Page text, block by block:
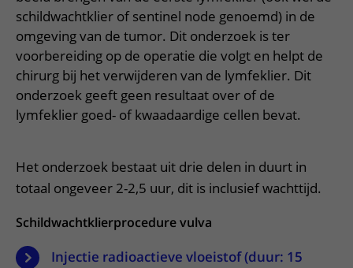
Onderzoeken en diagnostiek
Het Wilhelmina Kinderziekenhuis
Bloedprikken
Wachttijden
Bezoektijden
Wijzigen patiëntgegevens
Mijn UMC Utrecht patiëntportaal
Faciliteiten en voorzieningen
Bezoekregels
Kwaliteit en veiligheid
Route naar het ziekenhuis
Parkeren
Wegwijs in het ziekenhuis
Contact met polikliniek
Het Wilhelmina Kinderziekenhuis
Teleconsult aanvragen
Diagnostiek aanvragen
Zorgverlenersportaal
Over UMC Utrecht
Research
Onderwijs
Werken bij het UMC Utrecht
schildwachtklier of sentinel node genoemd) in de
omgeving van de tumor. Dit onderzoek is ter
voorbereiding op de operatie die volgt en helpt de
chirurg bij het verwijderen van de lymfeklier. Dit
onderzoek geeft geen resultaat over of de
lymfeklier goed- of kwaadaardige cellen bevat.
Het onderzoek bestaat uit drie delen in duurt in
totaal ongeveer 2-2,5 uur, dit is inclusief wachttijd.
Schildwachtklierprocedure vulva
Injectie radioactieve vloeistof (duur: 15